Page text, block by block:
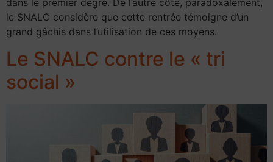
le SNALC considère que cette rentrée témoigne d’un
grand gâchis dans l’utilisation de ces moyens.
Le SNALC contre le « tri
social »